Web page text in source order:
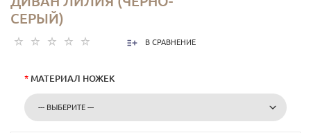
СЕРЫЙ)
В СРАВНЕНИЕ
* МАТЕРИАЛ НОЖЕК